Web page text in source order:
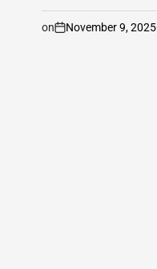
on November 9, 2025